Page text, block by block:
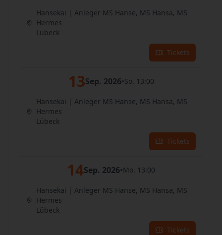
Hansekai | Anleger MS Hanse, MS Hansa, MS
Hermes
Lübeck
Tickets
13Sep. 2026•So. 13:00
Hansekai | Anleger MS Hanse, MS Hansa, MS
Hermes
Lübeck
Tickets
14Sep. 2026•Mo. 13:00
Hansekai | Anleger MS Hanse, MS Hansa, MS
Hermes
Lübeck
Tickets